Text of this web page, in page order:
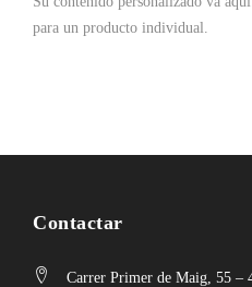
para un producto individual.
Contactar
Carrer Primer de Maig, 55 –